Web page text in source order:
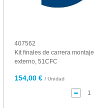
407562
Kit finales de carrera montaje
externo, 51CFC
154,00 € / Unidad